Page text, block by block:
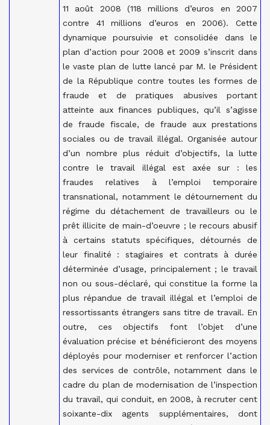
11 août 2008 (118 millions d’euros en 2007
contre 41 millions d’euros en 2006). Cette
dynamique poursuivie et consolidée dans le
plan d’action pour 2008 et 2009 s’inscrit dans
le vaste plan de lutte lancé par M. le Président
de la République contre toutes les formes de
fraude et de pratiques abusives portant
atteinte aux finances publiques, qu’il s’agisse
de fraude fiscale, de fraude aux prestations
sociales ou de travail illégal. Organisée autour
d’un nombre plus réduit d’objectifs, la lutte
contre le travail illégal est axée sur : les
fraudes relatives à l’emploi temporaire
transnational, notamment le détournement du
régime du détachement de travailleurs ou le
prêt illicite de main-d’oeuvre ; le recours abusif
à certains statuts spécifiques, détournés de
leur finalité : stagiaires et contrats à durée
déterminée d’usage, principalement ; le travail
non ou sous-déclaré, qui constitue la forme la
plus répandue de travail illégal et l’emploi de
ressortissants étrangers sans titre de travail. En
outre, ces objectifs font l’objet d’une
évaluation précise et bénéficieront des moyens
déployés pour moderniser et renforcer l’action
des services de contrôle, notamment dans le
cadre du plan de modernisation de l’inspection
du travail, qui conduit, en 2008, à recruter cent
soixante-dix agents supplémentaires, dont